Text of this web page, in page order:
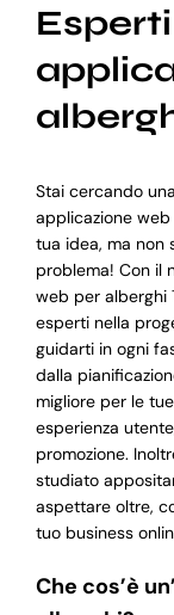
Stai cercando
applicazione web
tua idea, ma non
problema! Con il
web per alberghi
esperti nella
guidarti in ogni
dalla
migliore per le
esperienza
promozione.
studiato
aspettare oltre,
tuo business
Che cos’è